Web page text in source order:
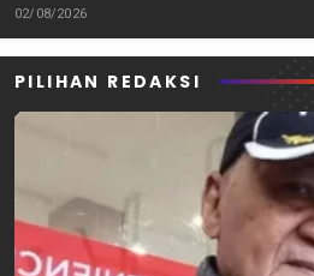
02/08/2026
PILIHAN REDAKSI